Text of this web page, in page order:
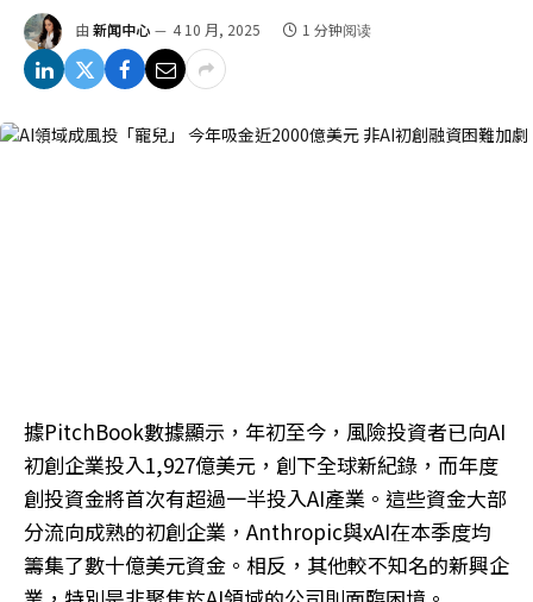
由 新闻中心 4 10 月, 2025 1 分钟阅读
據PitchBook數據顯示，年初至今，風險投資者已向AI
初創企業投入1,927億美元，創下全球新紀錄，而年度
創投資金將首次有超過一半投入AI產業。這些資金大部
分流向成熟的初創企業，Anthropic與xAI在本季度均
籌集了數十億美元資金。相反，其他較不知名的新興企